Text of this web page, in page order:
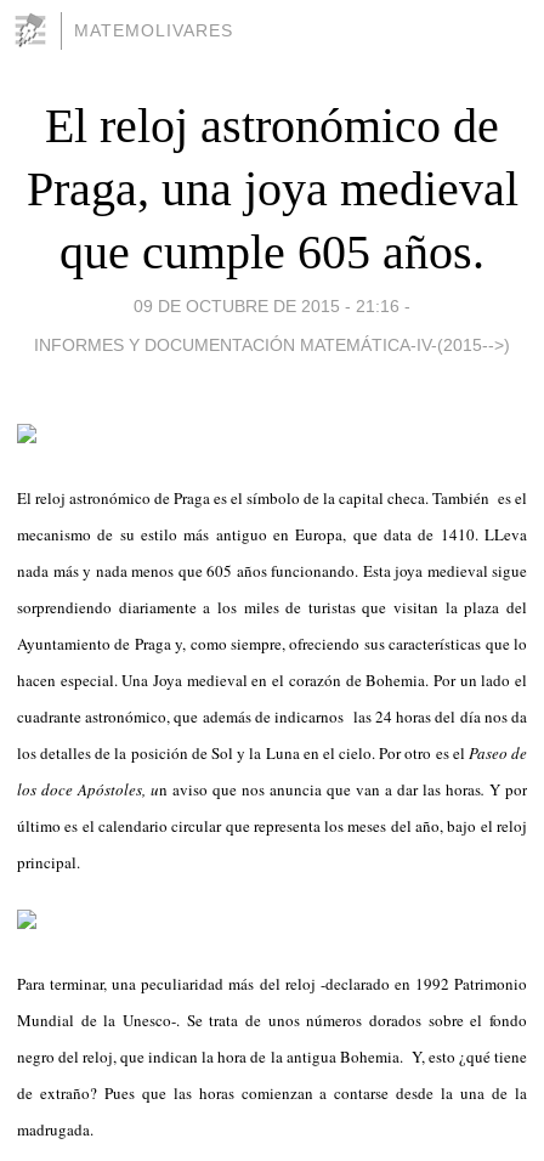
MATEMOLIVARES
El reloj astronómico de
Praga, una joya medieval
que cumple 605 años.
09 DE OCTUBRE DE 2015 - 21:16 -
INFORMES Y DOCUMENTACIÓN MATEMÁTICA-IV-(2015-->)
El reloj astronómico de Praga es el símbolo de la capital checa. También es el
mecanismo de su estilo más antiguo en Europa, que data de 1410. LLeva
nada más y nada menos que 605 años funcionando. Esta joya medieval sigue
sorprendiendo diariamente a los miles de turistas que visitan la plaza del
Ayuntamiento de Praga y, como siempre, ofreciendo sus características que lo
hacen especial. Una Joya medieval en el corazón de Bohemia. Por un lado el
cuadrante astronómico, que además de indicarnos las 24 horas del día nos da
los detalles de la posición de Sol y la Luna en el cielo. Por otro es el Paseo de
los doce Apóstoles, un aviso que nos anuncia que van a dar las horas. Y por
último es el calendario circular que representa los meses del año, bajo el reloj
principal.
Para terminar, una peculiaridad más del reloj -declarado en 1992 Patrimonio
Mundial de la Unesco-. Se trata de unos números dorados sobre el fondo
negro del reloj, que indican la hora de la antigua Bohemia. Y, esto ¿qué tiene
de extraño? Pues que las horas comienzan a contarse desde la una de la
madrugada.